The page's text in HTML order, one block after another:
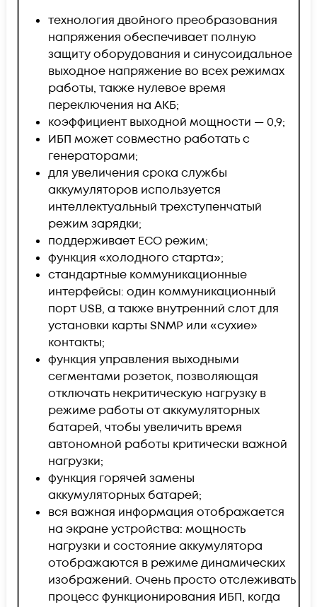
технология двойного преобразования
напряжения обеспечивает полную
защиту оборудования и синусоидальное
выходное напряжение во всех режимах
работы, также нулевое время
переключения на АКБ;
коэффициент выходной мощности —0,9;
ИБП может совместно работать с
генераторами;
для увеличения срока службы
аккумуляторов используется
интеллектуальный трехступенчатый
режим зарядки;
поддерживает ECO режим;
функция «холодного старта»;
стандартные коммуникационные
интерфейсы: один коммуникационный
порт USB, а также внутренний слот для
установки карты SNMP или «сухие»
контакты;
функция управления выходными
сегментами розеток, позволяющая
отключать некритическую нагрузку в
режиме работы от аккумуляторных
батарей, чтобы увеличить время
автономной работы критически важной
нагрузки;
функция горячей замены
аккумуляторных батарей;
вся важная информация отображается
на экране устройства: мощность
нагрузки и состояние аккумулятора
отображаются в режиме динамических
изображений. Очень просто отслеживать
процесс функционирования ИБП, когда